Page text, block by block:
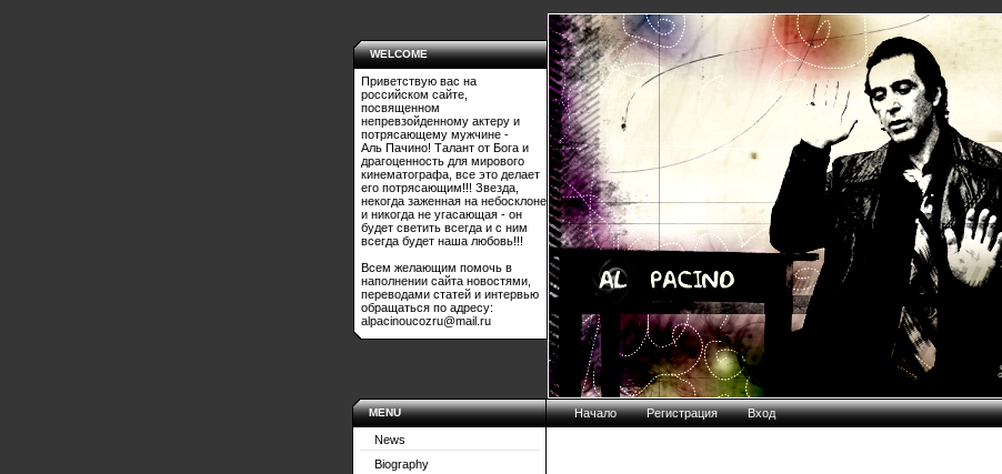
WELCOME
Приветствую вас на
российском сайте,
посвященном
непревзойденному актеру и
потрясающему мужчине -
Аль Пачино! Талант от Бога и
драгоценность для мирового
кинематографа, все это делает
его потрясающим!!! Звезда,
некогда заженная на небосклоне
и никогда не угасающая - он
будет светить всегда и с ним
всегда будет наша любовь!!!
Всем желающим помочь в
наполнении сайта новостями,
переводами статей и интервью
обращаться по адресу:
alpacinoucozru@mail.ru
MENU
News
Biography
Начало Регистрация Вход